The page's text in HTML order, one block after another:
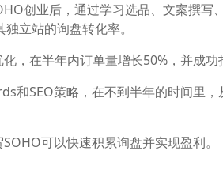
创业后，通过学习选品、文案撰写
立站的询盘转化率。
，在半年内订单量增长50%，并成功
和SEO策略，在不到半年的时间里
可以快速积累询盘并实现盈利。